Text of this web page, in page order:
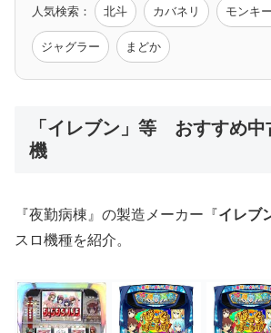
モンハン バイオ ペルソナ
値下げ台
人気検索： 北斗 カバネリ モンキ
ジャグラー まどか
「イレブン」等 おすすめ中
機
『夜勤病棟』の製造メーカー『イレブ
スロ機種を紹介。